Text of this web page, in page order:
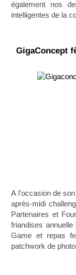
également nos
intelligentes de la
GigaConcept
A l'occasion de
après-midi
Partenaires et
friandises
Game et repas
patchwork de